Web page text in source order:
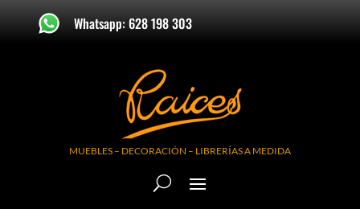
Whatsapp: 628 198 303
MUEBLES – DECORACIÓN – LIBRERÍAS A MEDIDA